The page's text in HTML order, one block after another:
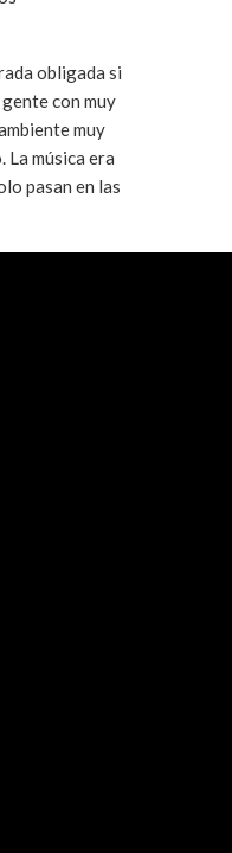
obligada si
con muy
muy
pasan en las